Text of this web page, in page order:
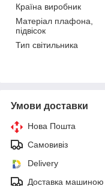
Країна виробник
Матеріал плафона,
підвісок
Тип світильника
Умови доставки
Нова Пошта
Самовивіз
Delivery
Доставка машиною